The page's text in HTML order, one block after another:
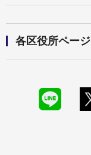
各区役所ページ